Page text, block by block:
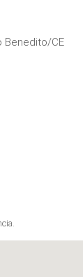
Benedito/CE